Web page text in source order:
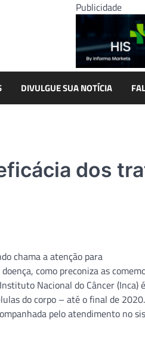
Publicidade
DIVULGUE SUA NOTÍCIA
dos
chama a atenção para
como preconiza as
Nacional do Câncer (Inca)
do corpo – até o final de
pelo atendimento no